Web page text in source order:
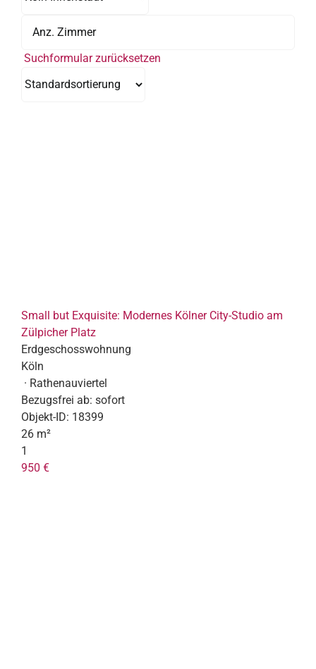
Suchformular zurücksetzen
Small but Exquisite: Modernes Kölner City-Studio am
Zülpicher Platz
Erdgeschosswohnung
Köln
· Rathenauviertel
Bezugsfrei ab: sofort
Objekt-ID: 18399
26 m²
1
950 €